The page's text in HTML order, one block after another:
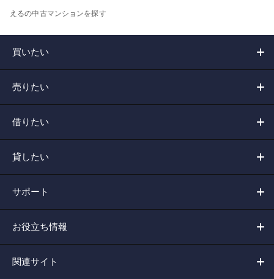
えるの中古マンションを探す
買いたい
売りたい
借りたい
貸したい
サポート
お役立ち情報
関連サイト